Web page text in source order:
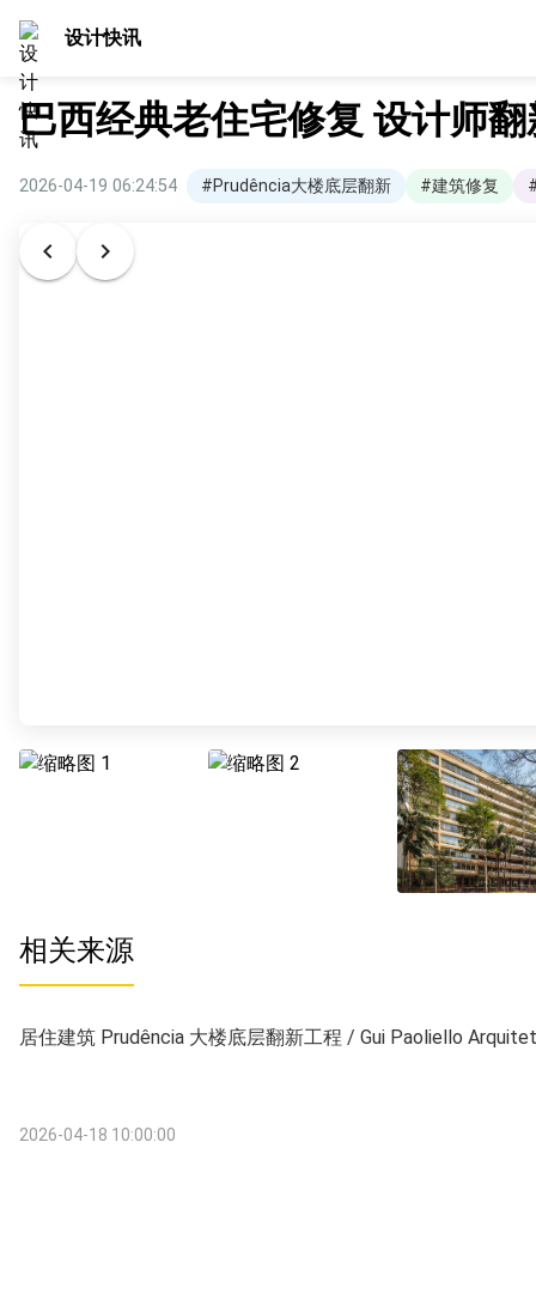
设计快讯
巴西经典老住宅修复 设计师
2026-04-19 06:24:54 #Prudência大楼底层翻新 #建筑修复
相关来源
居住建筑 Prudência 大楼底层翻新工程 / Gui Paoliello
2026-04-18 10:00:00